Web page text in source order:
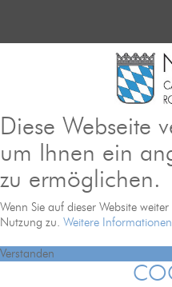
Diese Webseite
um Ihnen ein
zu ermöglichen.
Wenn Sie auf dieser Website
Nutzung zu. Weitere Informationen
Verstanden